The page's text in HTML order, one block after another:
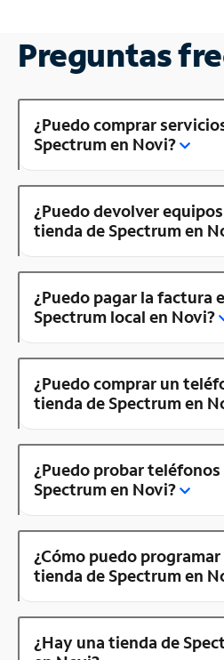
Preguntas
¿Puedo comprar
Spectrum en Novi?
¿Puedo devolver
tienda de Spectrum en
¿Puedo pagar la factura
Spectrum local en Novi?
¿Puedo comprar un
tienda de Spectrum en
¿Puedo probar
Spectrum en Novi?
¿Cómo puedo
tienda de Spectrum en
¿Hay una tienda de